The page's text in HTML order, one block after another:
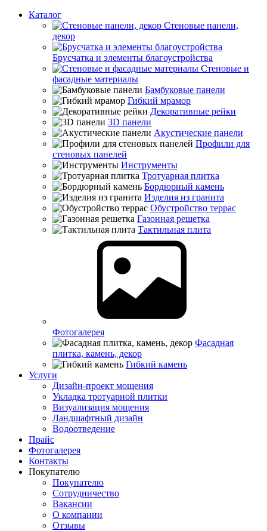
Каталог
Стеновые панели,
декор
Брусчатка и элементы благоустройства
Стеновые и
фасадные материалы
Бамбуковые панели
Гибкий мрамор
Декоративные рейки
3D панели
Акустические панели
Профили для
стеновых панелей
Инструменты
Тротуарная плитка
Бордюрный камень
Изделия из гранита
Обустройство террас
Газонная решетка
Тактильная плита
Фотогалерея
Фасадная
плитка, камень, декор
Гибкий камень
Услуги
Дизайн-проект мощения
Укладка тротуарной плитки
Визуализация мощения
Ландшафтный дизайн
Водоотведение
Прайс
Фотогалерея
Контакты
Покупателю
Покупателю
Сотрудничество
Вакансии
О компании
Отзывы